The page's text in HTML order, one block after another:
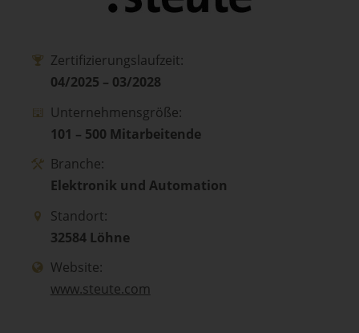
Zertifizierungslaufzeit:
04/2025 – 03/2028
Unternehmensgröße:
101 – 500 Mitarbeitende
Branche:
Elektronik und Automation
Standort:
32584 Löhne
Website:
www.steute.com